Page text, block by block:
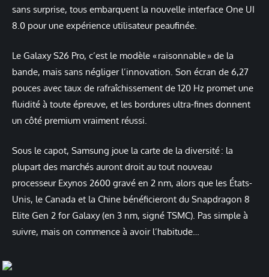
sans surprise, tous embarquent la nouvelle interface One UI
8.0 pour une expérience utilisateur peaufinée.
Le Galaxy S26 Pro, c’est le modèle « raisonnable » de la
bande, mais sans négliger l’innovation. Son écran de 6,27
pouces avec taux de rafraîchissement de 120 Hz promet une
fluidité à toute épreuve, et les bordures ultra-fines donnent
un côté premium vraiment réussi.
Sous le capot, Samsung joue la carte de la diversité : la
plupart des marchés auront droit au tout nouveau
processeur Exynos 2600 gravé en 2 nm, alors que les États-
Unis, le Canada et la Chine bénéficieront du Snapdragon 8
Elite Gen 2 for Galaxy (en 3 nm, signé TSMC). Pas simple à
suivre, mais on commence à avoir l’habitude…